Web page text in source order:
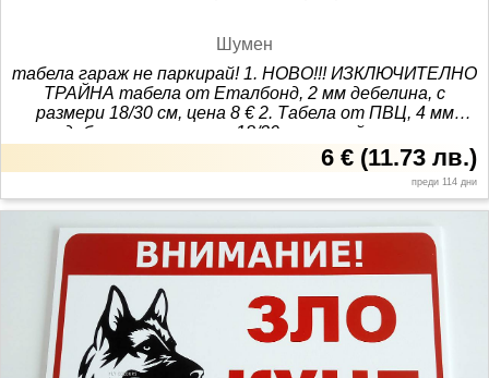
6 € (11.73 лв.)
преди 114 дни
Шумен
табела гараж не паркирай! 1. НОВО!!! ИЗКЛЮЧИТЕЛНО
ТРАЙНА табела от Еталбонд, 2 мм дебелина, с
размери 18/30 см, цена 8 € 2. Табела от ПВЦ, 4 мм
дебелина, с размери 18/30 см, устойчива на
трайност на атмосферни влияния, с размери 18/30 см,
2 мм дебелина, с размери 18/30 см, цена 12 € магазин
”Табели Шумен”, адрес: ул. Илия Р. Блъсков №13 Вход,
гараж, врата, изход, пречи, съсед, навън, трайна,
метална, производител, склад, налична, магазин,
онлайн, качествена, онлайн, поръчка, Флай, Калърс,
производител, табели, Шумен, налични, производство,
склад, бърза, доставка, фирма, знак, автомобил,
стикер, фолио, гаранция, пластмаса, ламарина,
проект,